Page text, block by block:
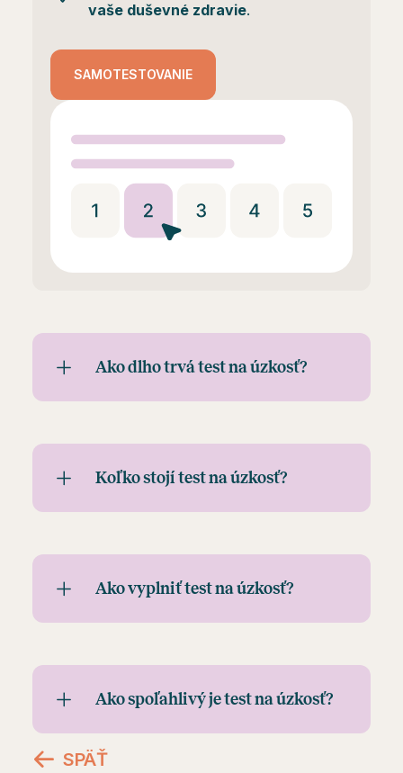
vaše duševné zdravie.
SAMOTESTOVANIE
Ako dlho trvá test na úzkosť?
Koľko stojí test na úzkosť?
Ako vyplniť test na úzkosť?
Ako spoľahlivý je test na úzkosť?
SPÄŤ